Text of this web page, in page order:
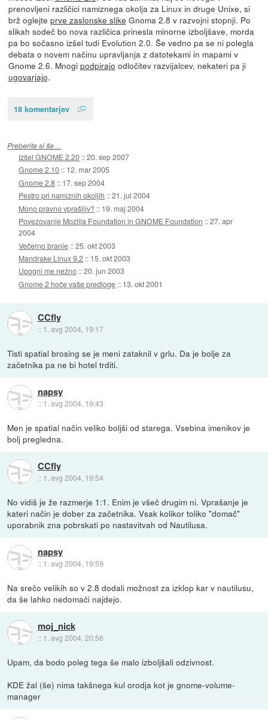
prenovljeni različici namiznega okolja za Linux in druge Unixe, si
brž oglejte prve zaslonske slike Gnoma 2.8 v razvojni stopnji. Po
slikah sodeč bo nova različica prinesla minorne izboljšave, morda
pa bo sočasno izšel tudi Evolution 2.0. Še vedno pa se ni polegla
debata o novem načinu upravljanja z datotekami in mapami v
Gnome 2.6. Mnogi podpirajo odločitev razvijalcev, nekateri pa ji
ugovarjajo.
18 komentarjev
Preberite si še…
Izšel GNOME 2.20 ::20. sep 2007
Gnome 2.10 :: 12. mar 2005
Gnome 2.8 :: 17. sep 2004
Pestro pri namiznih okoljih ::21. jul 2004
Mono pravno vprašljiv? :: 19. maj 2004
Povezovanje Mozilla Foundation in GNOME Foundation ::27. apr
2004
Večerno branje ::25. okt 2003
Mandrake Linux 9.2 :: 15. okt 2003
Upogni me nežno ::20. jun 2003
Gnome 2 hoče vaše predloge :: 13. okt 2001
CCfly
:: 1. avg 2004, 19:17
Tisti spatial brosing se je meni zataknil v grlu. Da je bolje za
začetnika pa ne bi hotel trditi.
napsy
:: 1. avg 2004, 19:43
Men je spatial način veliko boljši od starega. Vsebina imenikov je
bolj pregledna.
CCfly
:: 1. avg 2004, 19:54
No vidiš je že razmerje 1:1. Enim je všeč drugim ni. Vprašanje je
kateri način je dober za začetnika. Vsak kolikor toliko "domač"
uporabnik zna pobrskati po nastavitvah od Nautilusa.
napsy
:: 1. avg 2004, 19:59
Na srečo velikih so v 2.8 dodali možnost za izklop kar v nautilusu,
da še lahko nedomači najdejo.
moj_nick
:: 1. avg 2004, 20:56
Upam, da bodo poleg tega še malo izboljšali odzivnost.
KDE žal (še) nima takšnega kul orodja kot je gnome-volume-
manager